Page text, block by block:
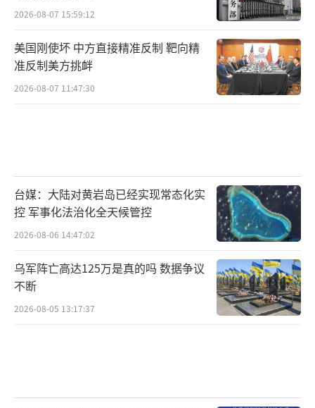
2026-08-07 15:59:12
美国刚使坏 中方直接精准反制 靶向精
准反制美方挑衅
2026-08-07 11:47:30
台媒：大陆对黄岩岛已经实现常态化实
控 军事化法治化全天候管控
2026-08-06 14:47:02
乌军阵亡高达125万是真的吗 数据争议
不断
2026-08-05 13:17:37